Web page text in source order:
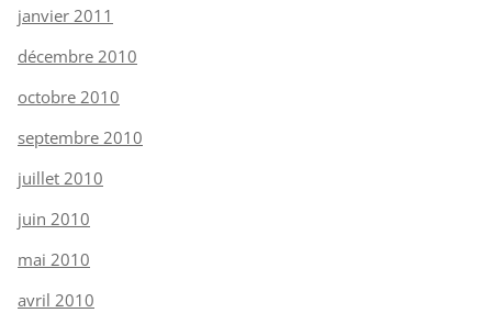
janvier 2011
décembre 2010
octobre 2010
septembre 2010
juillet 2010
juin 2010
mai 2010
avril 2010